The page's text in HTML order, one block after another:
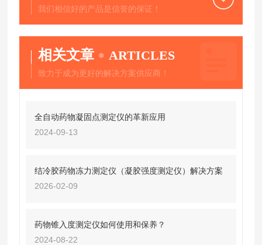
我们相信好的产品是信誉的保证！
相关文章 ARTICLES
致力于成为更好的解决方案供应商！
全自动药物凝固点测定仪的革新应用
2024-09-13
结冷胶药物冻力测定仪（凝胶强度测定仪）解决方案
2026-02-09
药物锥入度测定仪如何使用和保养？
2024-08-22